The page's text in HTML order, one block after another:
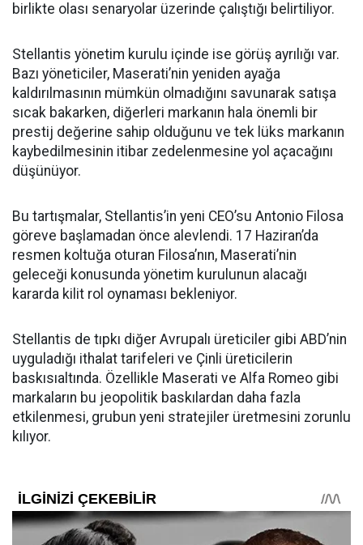
birlikte olası senaryolar üzerinde çalıştığı belirtiliyor.
Stellantis yönetim kurulu içinde ise görüş ayrılığı var.
Bazı yöneticiler, Maserati’nin yeniden ayağa
kaldırılmasının mümkün olmadığını savunarak satışa
sıcak bakarken, diğerleri markanın hala önemli bir
prestij değerine sahip olduğunu ve tek lüks markanın
kaybedilmesinin itibar zedelenmesine yol açacağını
düşünüyor.
Bu tartışmalar, Stellantis’in yeni CEO’su Antonio Filosa
göreve başlamadan önce alevlendi. 17 Haziran’da
resmen koltuğa oturan Filosa’nın, Maserati’nin
geleceği konusunda yönetim kurulunun alacağı
kararda kilit rol oynaması bekleniyor.
Stellantis de tıpkı diğer Avrupalı üreticiler gibi ABD’nin
uyguladığı ithalat tarifeleri ve Çinli üreticilerin
baskısıaltında. Özellikle Maserati ve Alfa Romeo gibi
markaların bu jeopolitik baskılardan daha fazla
etkilenmesi, grubun yeni stratejiler üretmesini zorunlu
kılıyor.